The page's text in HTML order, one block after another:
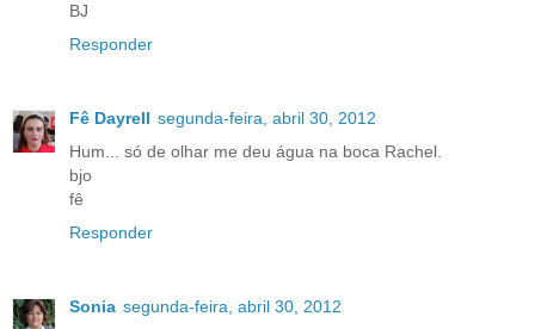
BJ
Responder
Fê Dayrell segunda-feira, abril 30, 2012
Hum... só de olhar me deu água na boca Rachel.
bjo
fê
Responder
Sonia segunda-feira, abril 30, 2012